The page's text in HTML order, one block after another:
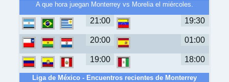
A que hora juegan Monterrey vs Morelia el miércoles.
21:00 19:30
20:00 01:00
19:00 18:00
Liga de México - Encuentros recientes de Monterrey